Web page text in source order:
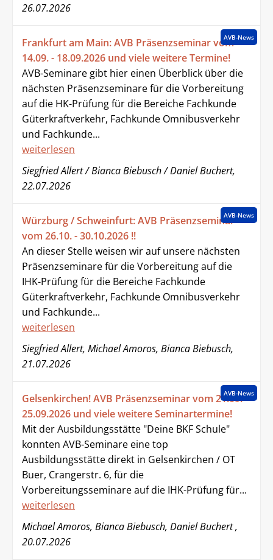
26.07.2026
AVB-News
Frankfurt am Main: AVB Präsenzseminar vom
14.09. - 18.09.2026 und viele weitere Termine!
AVB-Seminare gibt hier einen Überblick über die
nächsten Präsenzseminare für die Vorbereitung
auf die HK-Prüfung für die Bereiche Fachkunde
Güterkraftverkehr, Fachkunde Omnibusverkehr
und Fachkunde...
weiterlesen
Siegfried Allert / Bianca Biebusch / Daniel Buchert,
22.07.2026
AVB-News
Würzburg / Schweinfurt: AVB Präsenzseminar
vom 26.10. - 30.10.2026 !!
An dieser Stelle weisen wir auf unsere nächsten
Präsenzseminare für die Vorbereitung auf die
IHK-Prüfung für die Bereiche Fachkunde
Güterkraftverkehr, Fachkunde Omnibusverkehr
und Fachkunde...
weiterlesen
Siegfried Allert, Michael Amoros, Bianca Biebusch,
21.07.2026
AVB-News
Gelsenkirchen! AVB Präsenzseminar vom 21.09. -
25.09.2026 und viele weitere Seminartermine!
Mit der Ausbildungsstätte "Deine BKF Schule"
konnten AVB-Seminare eine top
Ausbildungsstätte direkt in Gelsenkirchen / OT
Buer, Crangerstr. 6, für die
Vorbereitungsseminare auf die IHK-Prüfung für...
weiterlesen
Michael Amoros, Bianca Biebusch, Daniel Buchert ,
20.07.2026